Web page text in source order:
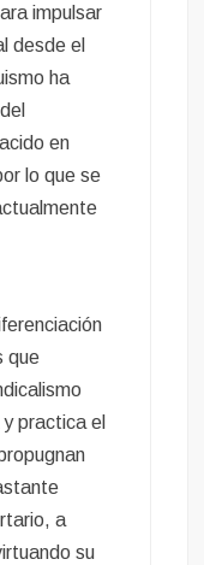
impulsar
desde el
ha
en
lo que se
que
practica el
a
su